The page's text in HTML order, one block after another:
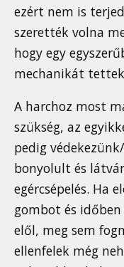
ezért nem is
szerették volna
hogy egy
mechanikát
A harchoz most
szükség, az
pedig
bonyolult és
egércsépelés. Ha
gombot és
elől, meg sem
ellenfelek még